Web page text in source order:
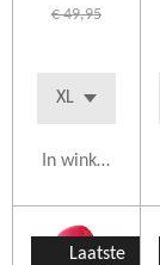
€ 49,95
In winkelwagen
Laatste